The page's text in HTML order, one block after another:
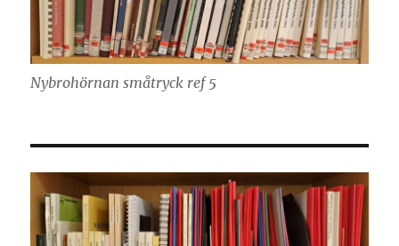
Nybrohörnan småtryck ref 5